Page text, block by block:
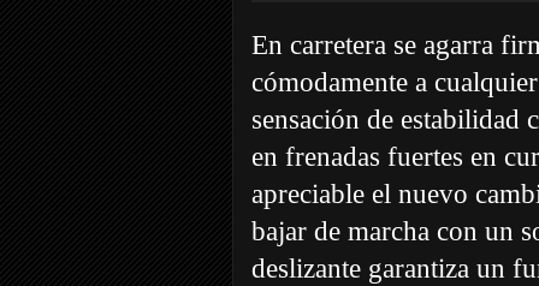
En carretera se agarra
cómodamente a
sensación de estabilidad
en frenadas fuertes en
apreciable el nuevo
bajar de marcha con un
deslizante garantiza un